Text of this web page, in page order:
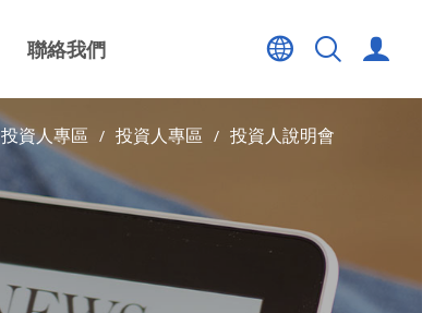
聯絡我們
投資人專區 投資人專區 投資人說明會